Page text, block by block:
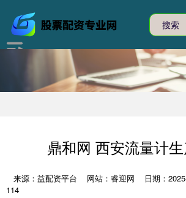
鼎和网 西安流量计
来源：益配资平台 网站：睿迎网 日期：
114